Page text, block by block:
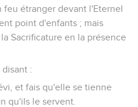
étranger devant l'Eternel
point d'enfants ; mais
Sacrificature en la présence
disant :
et fais qu'elle se tienne
qu'ils le servent.